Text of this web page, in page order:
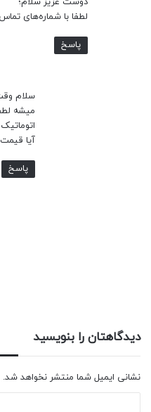
لطفا با شماره‌های تماس
پاسخ
سلام
میشه
آیا
پاسخ
دیدگاهتان را بنویسید
نشانی ایمیل شما منتشر نخواهد شد.